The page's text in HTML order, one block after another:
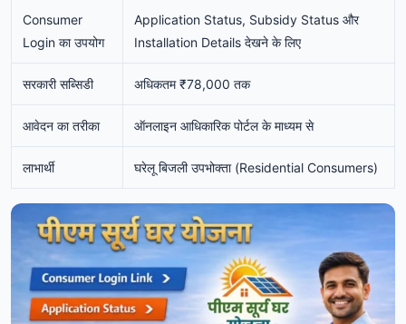
Consumer
Login का उपयोग
Application Status, Subsidy Status और
Installation Details देखने के लिए
सरकारी सब्सिडी अधिकतम ₹78,000 तक
आवेदन का तरीका ऑनलाइन आधिकारिक पोर्टल के माध्यम से
लाभार्थी घरेलू बिजली उपभोक्ता (Residential Consumers)